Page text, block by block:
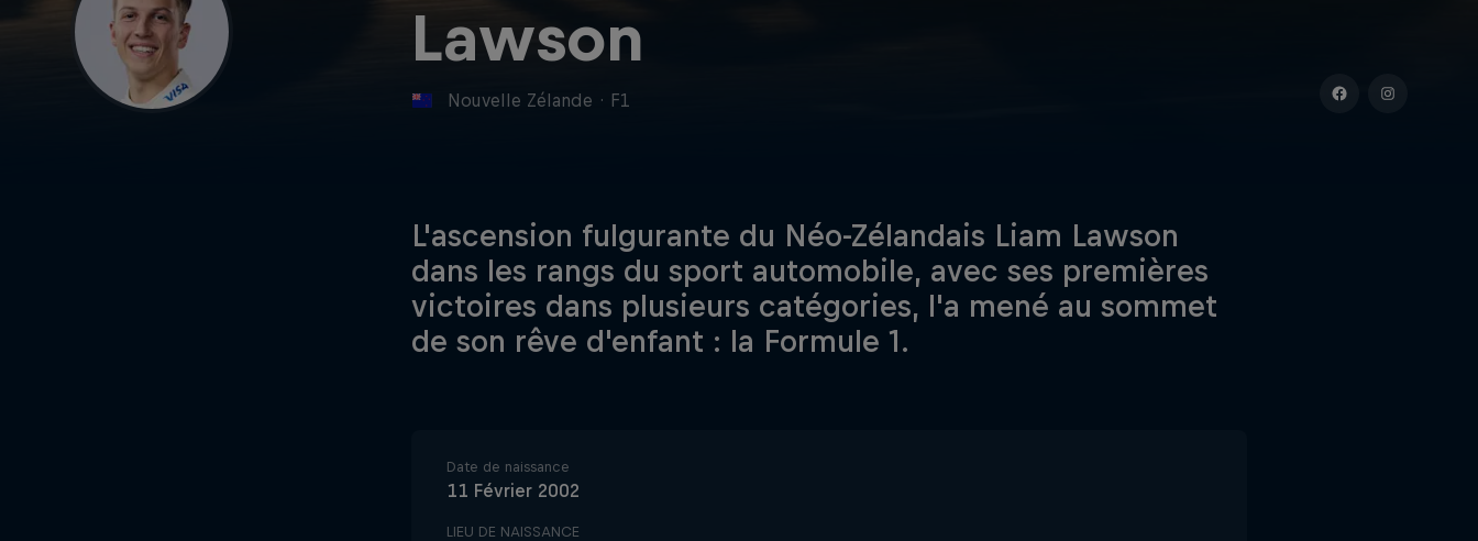
Lawson
Nouvelle Zélande · F1
L'ascension fulgurante du Néo-Zélandais Liam Lawson
dans les rangs du sport automobile, avec ses premières
victoires dans plusieurs catégories, l'a mené au sommet
de son rêve d'enfant : la Formule 1.
Date de naissance
11 Février 2002
LIEU DE NAISSANCE